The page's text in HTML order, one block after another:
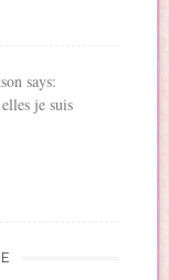
says:
je suis